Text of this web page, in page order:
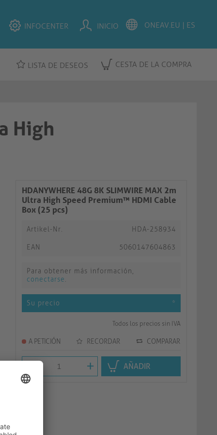
INFOCENTER INICIO
LISTA DE DESEOS CESTA DE LA COMPRA
High
HDANYWHERE 48G 8K SLIMWIRE MAX 2m
Ultra High Speed Premium™ HDMI Cable
Box (25 pcs)
Artikel-Nr. HDA-258934
EAN 5060147604863
Para obtener más información,
conectarse.
Su precio *
Todos los precios sin IVA
A PETICIÓN RECORDAR COMPARAR
- + AÑADIR